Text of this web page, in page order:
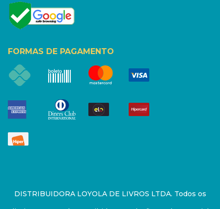
FORMAS DE PAGAMENTO
DISTRIBUIDORA LOYOLA DE LIVROS LTDA. Todos os